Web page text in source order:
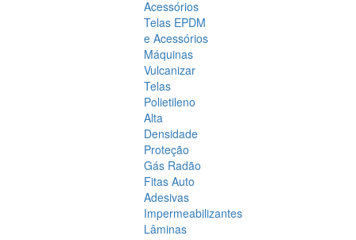
Acessórios
Telas EPDM
e Acessórios
Máquinas
Vulcanizar
Telas
Polietileno
Alta
Densidade
Proteção
Gás Radão
Fitas Auto
Adesivas
Impermeabilizantes
Lâminas